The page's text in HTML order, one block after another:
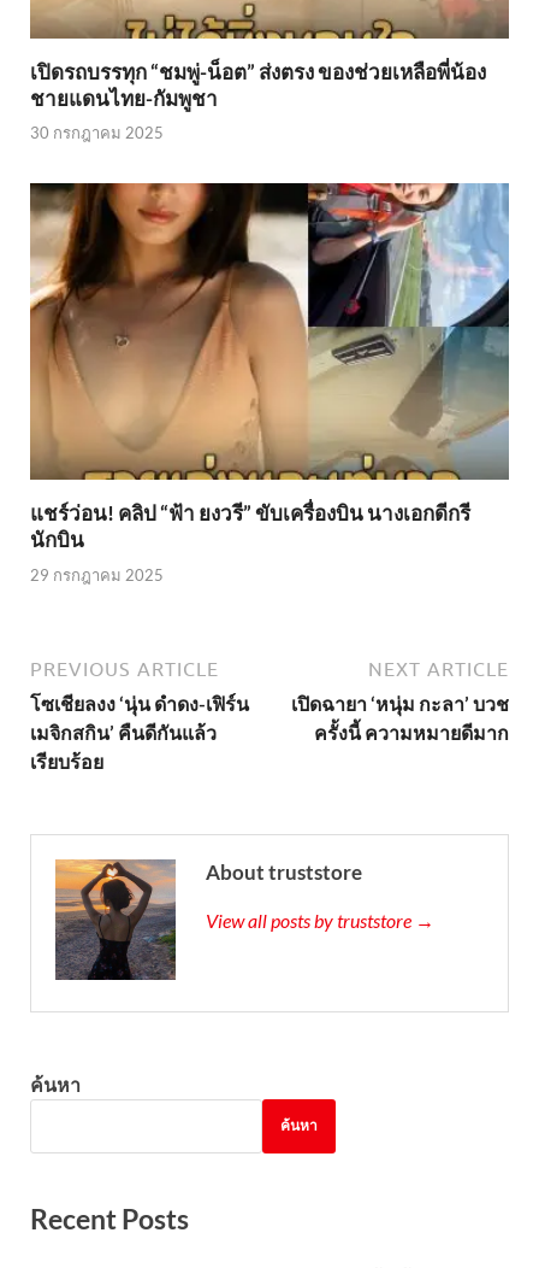
เปิดรถบรรทุก “ชมพู่-น็อต” ส่งตรง ของช่วยเหลือพี่น้อง
ชายแดนไทย-กัมพูชา
30 กรกฎาคม 2025
แชร์ว่อน! คลิป “ฟ้า ยงวรี” ขับเครื่องบิน นางเอกดีกรี
นักบิน
29 กรกฎาคม 2025
PREVIOUS ARTICLE
โซเชียลงง ‘นุ่น ดำดง-เฟิร์น
เมจิกสกิน’ คืนดีกันแล้ว
เรียบร้อย
NEXT ARTICLE
เปิดฉายา ‘หนุ่ม กะลา’ บวช
ครั้งนี้ ความหมายดีมาก
About truststore
View all posts by truststore →
ค้นหา
ค้นหา
Recent Posts